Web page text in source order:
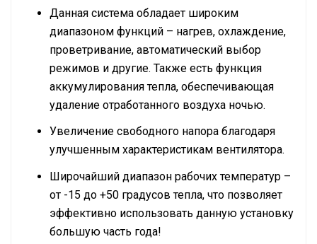
Данная система обладает широким
диапазоном функций – нагрев, охлаждение,
проветривание, автоматический выбор
режимов и другие. Также есть функция
аккумулирования тепла, обеспечивающая
удаление отработанного воздуха ночью.
Увеличение свободного напора благодаря
улучшенным характеристикам вентилятора.
Широчайший диапазон рабочих температур –
от -15 до +50 градусов тепла, что позволяет
эффективно использовать данную установку
большую часть года!